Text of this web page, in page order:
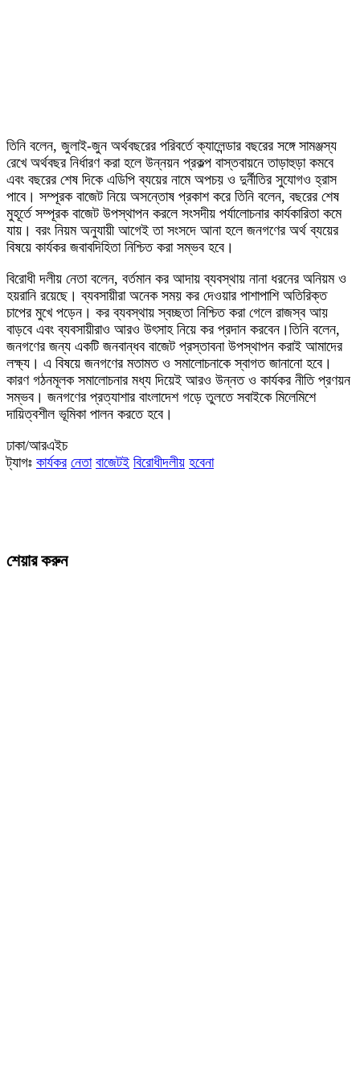
তিনি বলেন, জুলাই-জুন অর্থবছরের পরিবর্তে ক্যালেন্ডার বছরের সঙ্গে সামঞ্জস্য
রেখে অর্থবছর নির্ধারণ করা হলে উন্নয়ন প্রকল্প বাস্তবায়নে তাড়াহুড়া কমবে
এবং বছরের শেষ দিকে এডিপি ব্যয়ের নামে অপচয় ও দুর্নীতির সুযোগও হ্রাস
পাবে। সম্পূরক বাজেট নিয়ে অসন্তোষ প্রকাশ করে তিনি বলেন, বছরের শেষ
মুহূর্তে সম্পূরক বাজেট উপস্থাপন করলে সংসদীয় পর্যালোচনার কার্যকারিতা কমে
যায়। বরং নিয়ম অনুযায়ী আগেই তা সংসদে আনা হলে জনগণের অর্থ ব্যয়ের
বিষয়ে কার্যকর জবাবদিহিতা নিশ্চিত করা সম্ভব হবে।
বিরোধী দলীয় নেতা বলেন, বর্তমান কর আদায় ব্যবস্থায় নানা ধরনের অনিয়ম ও
হয়রানি রয়েছে। ব্যবসায়ীরা অনেক সময় কর দেওয়ার পাশাপাশি অতিরিক্ত
চাপের মুখে পড়েন। কর ব্যবস্থায় স্বচ্ছতা নিশ্চিত করা গেলে রাজস্ব আয়
বাড়বে এবং ব্যবসায়ীরাও আরও উৎসাহ নিয়ে কর প্রদান করবেন।তিনি বলেন,
জনগণের জন্য একটি জনবান্ধব বাজেট প্রস্তাবনা উপস্থাপন করাই আমাদের
লক্ষ্য। এ বিষয়ে জনগণের মতামত ও সমালোচনাকে স্বাগত জানানো হবে।
কারণ গঠনমূলক সমালোচনার মধ্য দিয়েই আরও উন্নত ও কার্যকর নীতি প্রণয়ন
সম্ভব। জনগণের প্রত্যাশার বাংলাদেশ গড়ে তুলতে সবাইকে মিলেমিশে
দায়িত্বশীল ভূমিকা পালন করতে হবে।
ঢাকা/আরএইচ
ট্যাগঃ কার্যকর নেতা বাজেটই বিরোধীদলীয় হবেনা
শেয়ার করুন